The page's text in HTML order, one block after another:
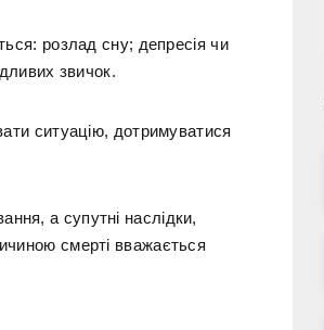
розлад сну; депресія чи
звичок.
ситуацію, дотримуватися
а супутні наслідки,
смерті вважається